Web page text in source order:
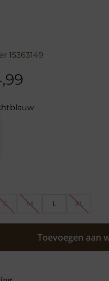
15363149
S M L XL
Toevoegen aan